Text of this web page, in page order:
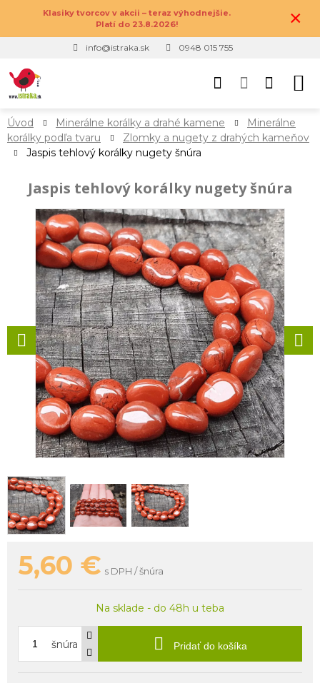
Klasiky tvorcov v akcii – teraz výhodnejšie.
Platí do 23.8.2026!
×
info@istraka.sk 0948 015 755
Úvod Minerálne korálky a drahé kamene
Minerálne
korálky podľa tvaru
Zlomky a nugety z drahých kameňov
Jaspis tehlový korálky nugety šnúra
Jaspis tehlový korálky nugety šnúra
5,60 € s DPH / šnúra
Na sklade - do 48h u teba
šnúra Pridať do košíka